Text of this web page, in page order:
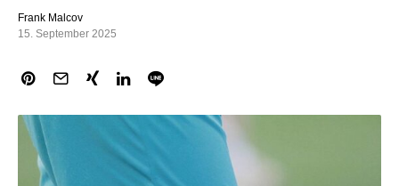
Frank Malcov
15. September 2025